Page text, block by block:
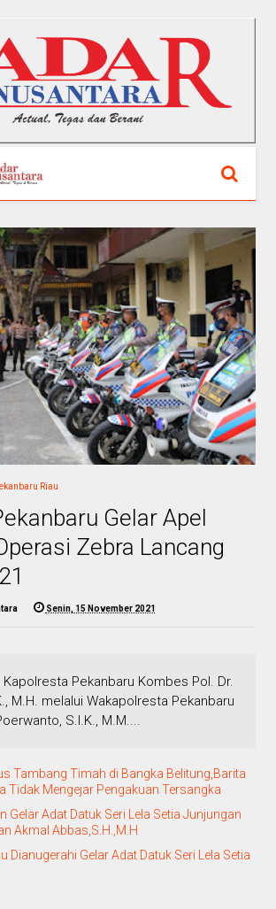
Riau
Gelar Apel
Zebra Lancang
Senin, 15 November 2021
Kapolresta Pekanbaru Kombes Pol. Dr.
M.H. melalui Wakapolresta Pekanbaru
S.I.K., M.M....
Tambang Timah di Bangka Belitung,Barita
Tidak Mengejar Pengakuan Tersangka
Gelar Adat Datuk Seri Lela Setia Junjungan
Akmal Abbas,S.H.,M.H
Dianugerahi Gelar Adat Datuk Seri Lela Setia